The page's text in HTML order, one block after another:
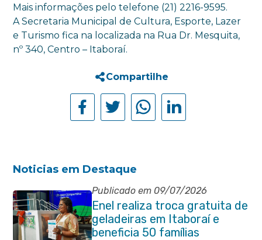
Mais informações pelo telefone (21) 2216-9595.
A Secretaria Municipal de Cultura, Esporte, Lazer
e Turismo fica na localizada na Rua Dr. Mesquita,
nº 340, Centro – Itaboraí.
Compartilhe
Noticias em Destaque
Publicado em 09/07/2026
Enel realiza troca gratuita de
geladeiras em Itaboraí e
beneficia 50 famílias